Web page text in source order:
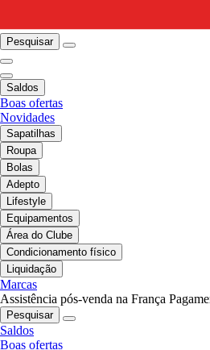
Pesquisar
Saldos
Boas ofertas
Novidades
Sapatilhas
Roupa
Bolas
Adepto
Lifestyle
Equipamentos
Área do Clube
Condicionamento físico
Liquidação
Marcas
Assistência pós-venda na França
Pesquisar
Saldos
Boas ofertas